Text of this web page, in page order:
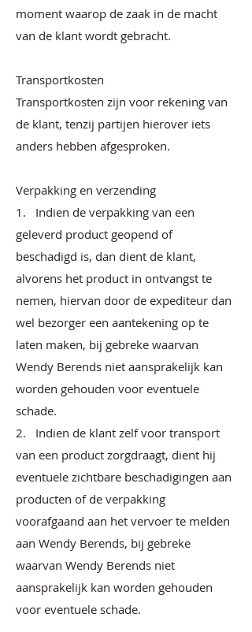
moment waarop de zaak in de macht
van de klant wordt gebracht.
Transportkosten
Transportkosten zijn voor rekening van
de klant, tenzij partijen hierover iets
anders hebben afgesproken.
Verpakking en verzending
1. Indien de verpakking van een
geleverd product geopend of
beschadigd is, dan dient de klant,
alvorens het product in ontvangst te
nemen, hiervan door de expediteur dan
wel bezorger een aantekening op te
laten maken, bij gebreke waarvan
Wendy Berends niet aansprakelijk kan
worden gehouden voor eventuele
schade.
2. Indien de klant zelf voor transport
van een product zorgdraagt, dient hij
eventuele zichtbare beschadigingen aan
producten of de verpakking
voorafgaand aan het vervoer te melden
aan Wendy Berends, bij gebreke
waarvan Wendy Berends niet
aansprakelijk kan worden gehouden
voor eventuele schade.